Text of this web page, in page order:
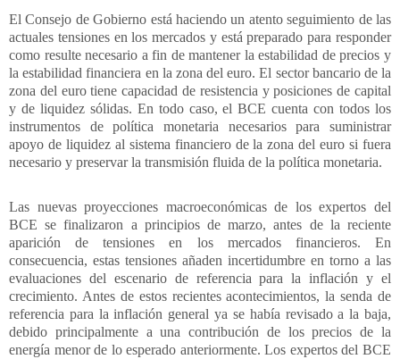
El Consejo de Gobierno está haciendo un atento seguimiento de las
actuales tensiones en los mercados y está preparado para responder
como resulte necesario a fin de mantener la estabilidad de precios y
la estabilidad financiera en la zona del euro. El sector bancario de la
zona del euro tiene capacidad de resistencia y posiciones de capital
y de liquidez sólidas. En todo caso,el BCE cuenta con todos los
instrumentos de política monetaria necesarios para suministrar
apoyo de liquidez al sistema financiero de la zona del euro si fuera
necesario y preservar la transmisión fluida de la política monetaria.
Las nuevas proyecciones macroeconómicas de los expertos del
BCE se finalizaron a principios de marzo, antes de la reciente
aparición de tensiones en los mercados financieros. En
consecuencia, estas tensiones añaden incertidumbre en torno a las
evaluaciones del escenario de referencia para la inflación y el
crecimiento. Antes de estos recientes acontecimientos, la senda de
referencia para la inflación general ya se había revisado a la baja,
debido principalmente a una contribución de los precios de la
energía menor de lo esperado anteriormente. Los expertos del BCE